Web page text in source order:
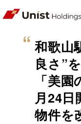
和歌山
良さ”
「美
月24
物件を